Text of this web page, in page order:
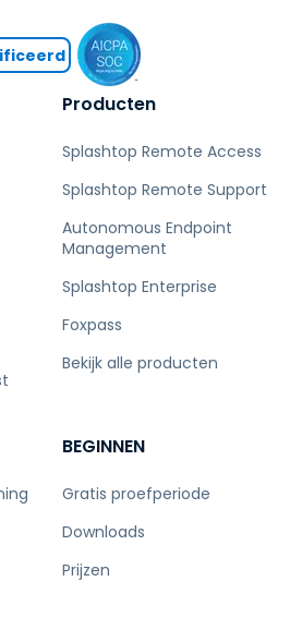
Producten
Splashtop Remote Access
Splashtop Remote Support
Autonomous Endpoint
Management
Splashtop Enterprise
Foxpass
Bekijk alle producten
BEGINNEN
Gratis proefperiode
Downloads
Prijzen